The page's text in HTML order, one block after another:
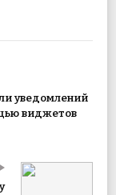
уведомлений
виджетов